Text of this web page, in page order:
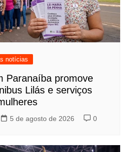
notícias
Paranaíba promove
Lilás e serviços
5 de agosto de 2026 0